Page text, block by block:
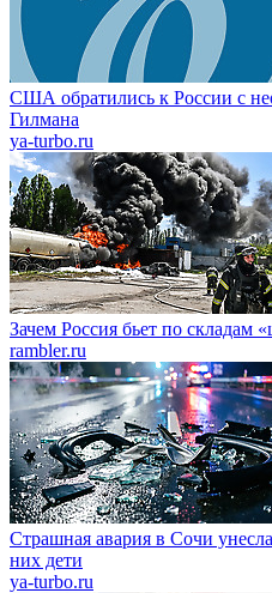
США обратились к России с
Гилмана
ya-turbo.ru
Зачем Россия бьет по складам
rambler.ru
Страшная авария в Сочи
них дети
ya-turbo.ru